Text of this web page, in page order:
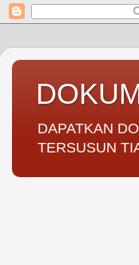
DAPATKAN
TERSUSUN